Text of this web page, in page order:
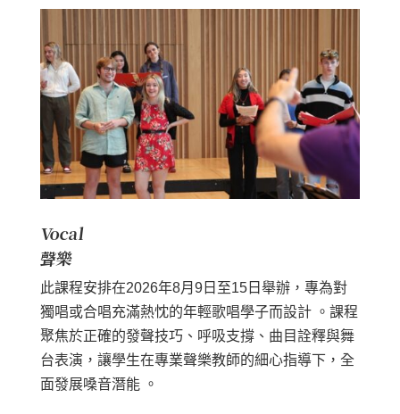
Vocal
聲樂
此課程安排在2026年8月9日至15日舉辦，專為對
獨唱或合唱充滿熱忱的年輕歌唱學子而設計 。課程
聚焦於正確的發聲技巧、呼吸支撐、曲目詮釋與舞
台表演，讓學生在專業聲樂教師的細心指導下，全
面發展嗓音潛能 。